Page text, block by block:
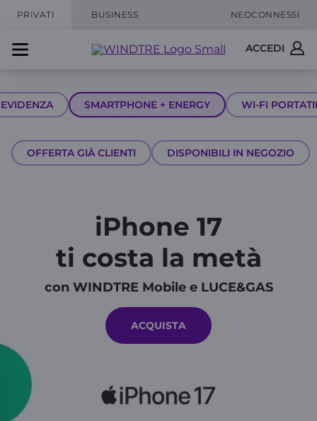
PRIVATI BUSINESS NEOCONNESSI
ACCEDI
SMARTPHONE + ENERGY WI-FI
OFFERTA GIÀ CLIENTI DISPONIBILI IN NEGOZIO
iPhone 17
ti costa la metà
con WINDTRE Mobile e LUCE&GAS
ACQUISTA